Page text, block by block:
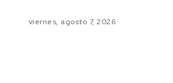
viernes, agosto 7, 2026